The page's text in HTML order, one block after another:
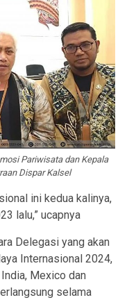
Pariwisata dan Kepala
Dispar Kalsel
ini kedua kalinya,
lalu,” ucapnya
Delegasi yang akan
Internasional 2024,
Mexico dan
selama